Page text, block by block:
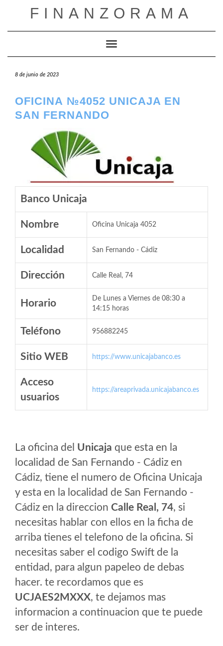
FINANZORAMA
Cambiar modo de navegación
8 de junio de 2023
OFICINA №4052 UNICAJA EN
SAN FERNANDO
Banco Unicaja
Nombre Oficina Unicaja 4052
Localidad San Fernando - Cádiz
Dirección Calle Real, 74
Horario
De Lunes a Viernes de 08:30 a
14:15 horas
Teléfono 956882245
Sitio WEB https://www.unicajabanco.es
Acceso
usuarios
https://areaprivada.unicajabanco.es
La oficina del Unicaja que esta en la
localidad de San Fernando - Cádiz en
Cádiz, tiene el numero de Oficina Unicaja
y esta en la localidad de San Fernando -
Cádiz en la direccion Calle Real, 74, si
necesitas hablar con ellos en la ficha de
arriba tienes el telefono de la oficina. Si
necesitas saber el codigo Swift de la
entidad, para algun papeleo de debas
hacer. te recordamos que es
UCJAES2MXXX, te dejamos mas
informacion a continuacion que te puede
ser de interes.